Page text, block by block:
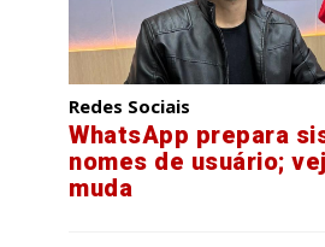
Redes Sociais
WhatsApp prepara
nomes de usuário;
muda